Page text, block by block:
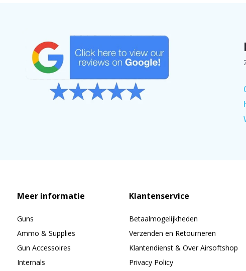
Meer informatie
Guns
Ammo & Supplies
Gun Accessoires
Internals
Klantenservice
Betaalmogelijkheden
Verzenden en Retourneren
Klantendienst & Over Airsoftshop
Privacy Policy